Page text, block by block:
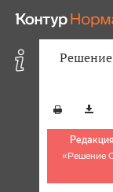
Решение
«Решение